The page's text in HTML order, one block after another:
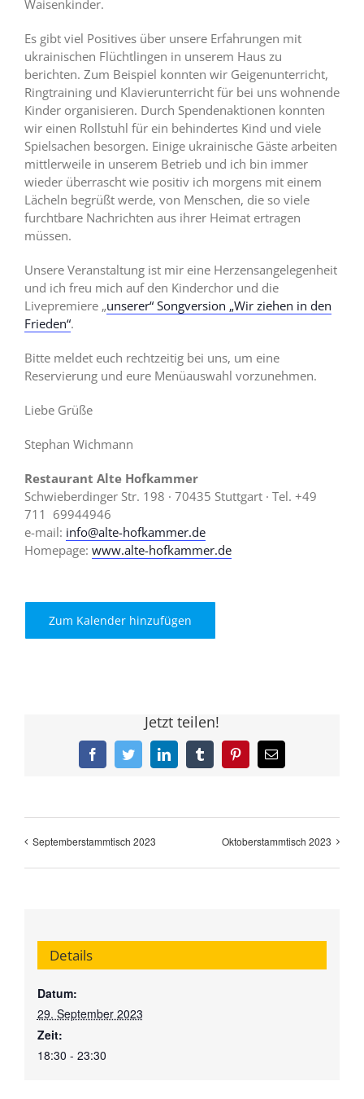
Waisenkinder.
Es gibt viel Positives über unsere Erfahrungen mit
ukrainischen Flüchtlingen in unserem Haus zu
berichten. Zum Beispiel konnten wir Geigenunterricht,
Ringtraining und Klavierunterricht für bei uns wohnende
Kinder organisieren. Durch Spendenaktionen konnten
wir einen Rollstuhl für ein behindertes Kind und viele
Spielsachen besorgen. Einige ukrainische Gäste arbeiten
mittlerweile in unserem Betrieb und ich bin immer
wieder überrascht wie positiv ich morgens mit einem
Lächeln begrüßt werde, von Menschen, die so viele
furchtbare Nachrichten aus ihrer Heimat ertragen
müssen.
Unsere Veranstaltung ist mir eine Herzensangelegenheit
und ich freu mich auf den Kinderchor und die
Livepremiere „unserer“ Songversion „Wir ziehen in den
Frieden“.
Bitte meldet euch rechtzeitig bei uns, um eine
Reservierung und eure Menüauswahl vorzunehmen.
Liebe Grüße
Stephan Wichmann
Restaurant Alte Hofkammer
Schwieberdinger Str. 198 · 70435 Stuttgart · Tel. +49
711 69944946
e-mail: info@alte-hofkammer.de
Homepage: www.alte-hofkammer.de
Zum Kalender hinzufügen
Jetzt teilen!
FacebookTwitterLinkedInTumblrPinterest
E-
Mail
Septemberstammtisch 2023 Oktoberstammtisch 2023
Details
Datum:
29. September 2023
Zeit:
18:30 - 23:30